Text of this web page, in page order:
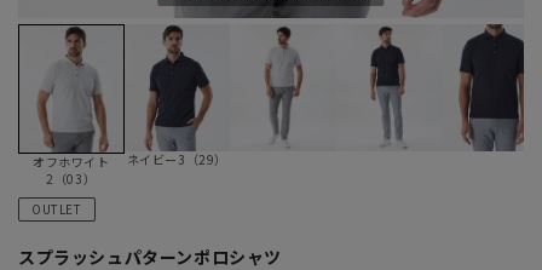
オフホワイト
2（03）
ネイビー3（29）
OUTLET
スプラッシュパターンポロシャツ